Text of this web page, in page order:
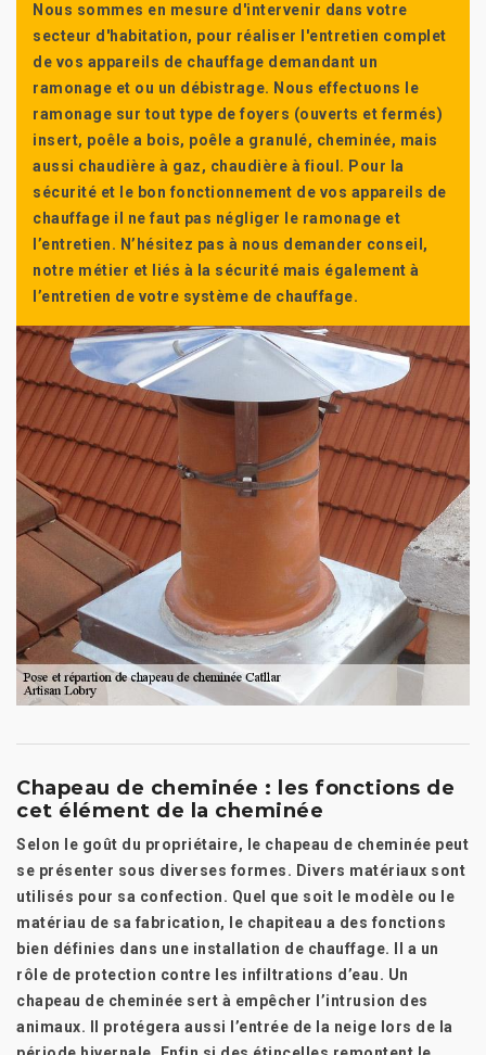
Nous sommes en mesure d'intervenir dans votre
secteur d'habitation, pour réaliser l'entretien complet
de vos appareils de chauffage demandant un
ramonage et ou un débistrage. Nous effectuons le
ramonage sur tout type de foyers (ouverts et fermés)
insert, poêle a bois, poêle a granulé, cheminée, mais
aussi chaudière à gaz, chaudière à fioul. Pour la
sécurité et le bon fonctionnement de vos appareils de
chauffage il ne faut pas négliger le ramonage et
l’entretien. N’hésitez pas à nous demander conseil,
notre métier et liés à la sécurité mais également à
l’entretien de votre système de chauffage.
Chapeau de cheminée : les fonctions de
cet élément de la cheminée
Selon le goût du propriétaire, le chapeau de cheminée peut
se présenter sous diverses formes. Divers matériaux sont
utilisés pour sa confection. Quel que soit le modèle ou le
matériau de sa fabrication, le chapiteau a des fonctions
bien définies dans une installation de chauffage. Il a un
rôle de protection contre les infiltrations d’eau. Un
chapeau de cheminée sert à empêcher l’intrusion des
animaux. Il protégera aussi l’entrée de la neige lors de la